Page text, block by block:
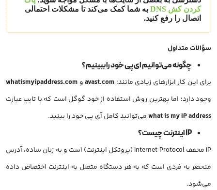
کردن کش DNS
به شما کمک می‌کند تا مشکلات احتمالی
اتصال را رفع کنید.
سؤالات متداول
چگونه می‌توانیم ای پی خود را ببینیم؟
برای این کار ابزارهای زیادی مانند؛ avast.comو whatismyipaddress.com
وجود دارد؛ اما بهترین روش استفاده از خود گوگل است که با تایپ عبارت
what is my IP addressمی‌توانید کامل آی پی خود را بینید.
IP اینترنت چیست؟
IP مخفف Internet Protocol (پروتکل اینترنت) است و به زبان ساده، آدرس
منحصر به فردی است که به هر دستگاه متصل به اینترنت اختصاص داده
می‌شود.